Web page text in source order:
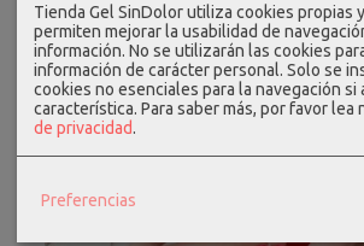
Tienda Gel SinDolor utiliza cookies propias
permiten mejorar la usabilidad de
información. No se utilizarán las cookies
información de carácter personal. Solo se
cookies no esenciales para la navegación si
característica. Para saber más, por favor lea
de privacidad.
Preferencias